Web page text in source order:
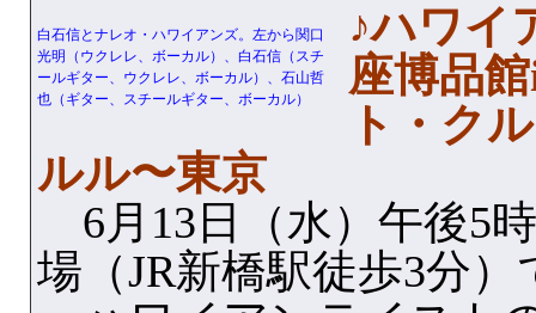
白石信とナレオ・ハワイアンズ。左から関口
光明（ウクレレ、ボーカル）、白石信（スチ
ールギター、ウクレレ、ボーカル）、石山哲
也（ギター、スチールギター、ボーカル）
♪ハワ
座博品
ト・ク
ルル〜東京
6月13日（水）午後5
場（JR新橋駅徒歩3分）